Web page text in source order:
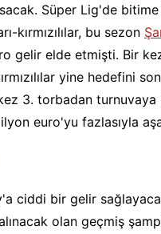
Süper Lig'de
kırmızılılar, bu sezon
gelir elde etmişti. Bir
yine hedefini
3. torbadan turnuvaya
euro'yu fazlasıyla
ciddi bir gelir sağlayacak.
olan geçmiş